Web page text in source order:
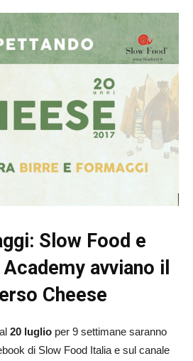
Slow Food e
avviano il
Cheese
20 luglio per 9 settimane saranno
di Slow Food Italia e sul canale